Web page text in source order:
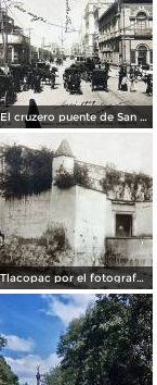
El cruzero puente de San Francisco y Guardiola por el fotografo Felix Miret.
Tlacopac por el fotografo Hugo Brehme.